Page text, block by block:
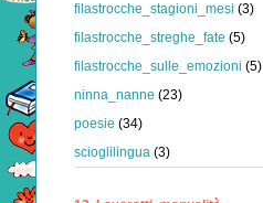
filastrocche_stagioni_mesi (3)
filastrocche_streghe_fate (5)
filastrocche_sulle_emozioni (5)
ninna_nanne (23)
poesie (34)
scioglilingua (3)